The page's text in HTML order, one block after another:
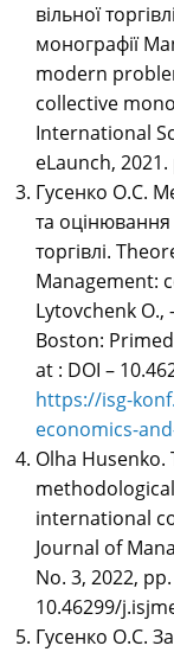
вільної
монографії
modern
collective
Іnternational
eLaunch,
Гусенко О.С.
та оцінювання
торгівлі.
Management:
Lytovchenk O.,
Boston:
at : DOI –
https://isg-
economics-
Olha
international
Journal of
No. 3, 2022,
10.46299/
Гусенко О.С.